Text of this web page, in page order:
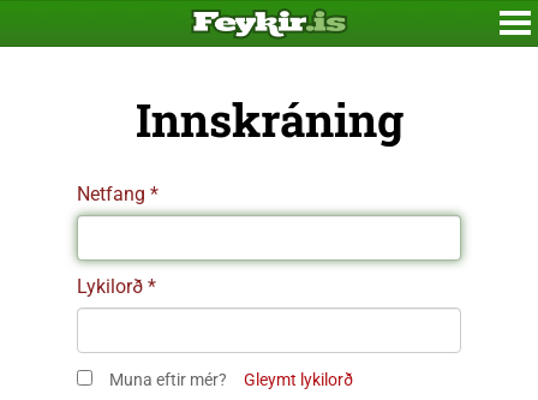
Innskráning
Netfang
Lykilorð
Muna eftir mér? Gleymt lykilorð